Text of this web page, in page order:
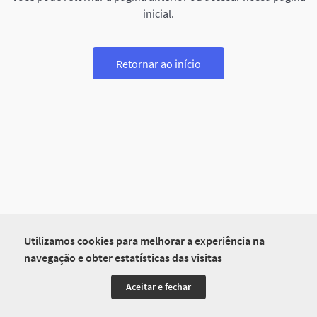
Utilizamos cookies para melhorar a experiência na
navegação e obter estatísticas das visitas
Aceitar e fechar
inicial.
Retornar ao início